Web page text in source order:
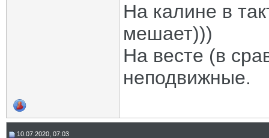
На калине в
мешает)))
На весте (в
неподвижные.
10.07.2020, 07:03